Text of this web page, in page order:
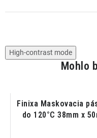
High-contrast mode
Mohlo
Finixa Maskovacia
do 120°C 38mm x